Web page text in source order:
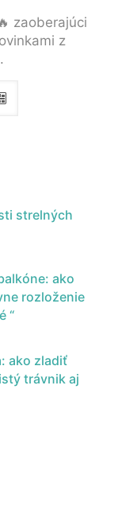
zaoberajúci
z
strelných
ako
rozloženie
“
ako zladiť
trávnik aj